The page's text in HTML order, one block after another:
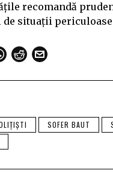
recomandă
situații
SOFER BAUT